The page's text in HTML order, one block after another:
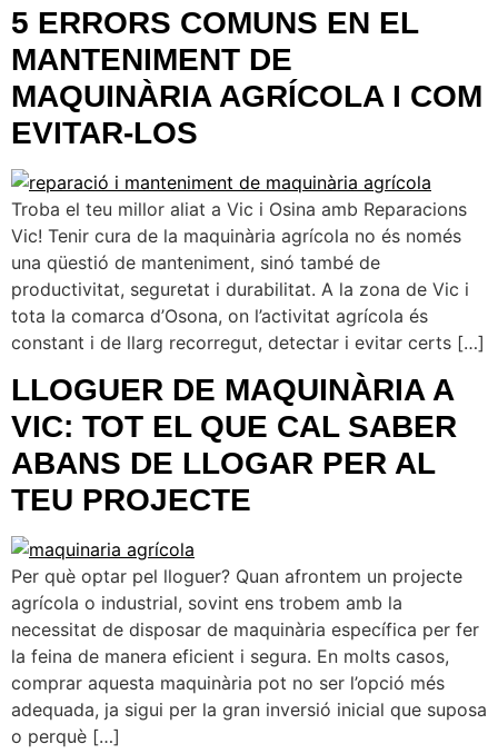
5 ERRORS COMUNS EN EL
MANTENIMENT DE
MAQUINÀRIA AGRÍCOLA I COM
EVITAR-LOS
Troba el teu millor aliat a Vic i Osina amb Reparacions
Vic! Tenir cura de la maquinària agrícola no és només
una qüestió de manteniment, sinó també de
productivitat, seguretat i durabilitat. A la zona de Vic i
tota la comarca d’Osona, on l’activitat agrícola és
constant i de llarg recorregut, detectar i evitar certs […]
LLOGUER DE MAQUINÀRIA A
VIC: TOT EL QUE CAL SABER
ABANS DE LLOGAR PER AL
TEU PROJECTE
Per què optar pel lloguer? Quan afrontem un projecte
agrícola o industrial, sovint ens trobem amb la
necessitat de disposar de maquinària específica per fer
la feina de manera eficient i segura. En molts casos,
comprar aquesta maquinària pot no ser l’opció més
adequada, ja sigui per la gran inversió inicial que suposa
o perquè […]